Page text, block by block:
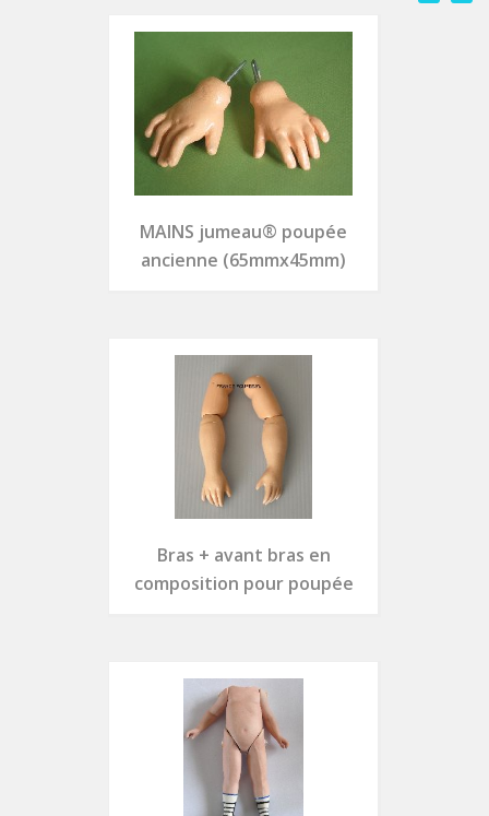
MAINS jumeau® poupée
ancienne (65mmx45mm)
Bras + avant bras en
composition pour poupée